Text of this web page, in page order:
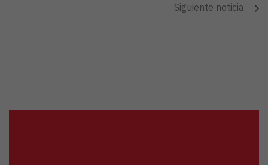
Siguiente noticia